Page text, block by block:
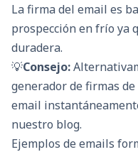
La firma del email es
prospección en frío ya
duradera.
💡Consejo:
generador de firmas
email
nuestro blog.
Ejemplos de emails